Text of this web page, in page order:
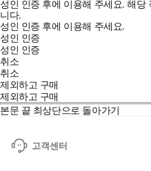
성인 인증 후에 이용해 주세요.해당
니다.
성인 인증 후에 이용해 주세요.
성인 인증
성인 인증
취소
취소
제외하고 구매
제외하고 구매
본문 끝 최상단으로 돌아가기
고객센터